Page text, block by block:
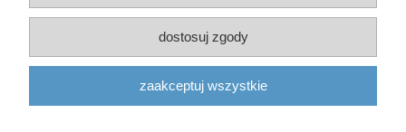
Dostawa i płatność
Moje konto
dostosuj zgody
zaakceptuj wszystkie